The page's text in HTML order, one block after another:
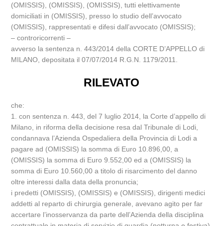
(OMISSIS), (OMISSIS), (OMISSIS), tutti elettivamente
domiciliati in (OMISSIS), presso lo studio dell’avvocato
(OMISSIS), rappresentati e difesi dall’avvocato (OMISSIS);
– controricorrenti –
avverso la sentenza n. 443/2014 della CORTE D’APPELLO di
MILANO, depositata il 07/07/2014 R.G.N. 1179/2011.
RILEVATO
che:
1. con sentenza n. 443, del 7 luglio 2014, la Corte d’appello di
Milano, in riforma della decisione resa dal Tribunale di Lodi,
condannava l’Azienda Ospedaliera della Provincia di Lodi a
pagare ad (OMISSIS) la somma di Euro 10.896,00, a
(OMISSIS) la somma di Euro 9.552,00 ed a (OMISSIS) la
somma di Euro 10.560,00 a titolo di risarcimento del danno
oltre interessi dalla data della pronuncia;
i predetti (OMISSIS), (OMISSIS) e (OMISSIS), dirigenti medici
addetti al reparto di chirurgia generale, avevano agito per far
accertare l’inosservanza da parte dell’Azienda della disciplina